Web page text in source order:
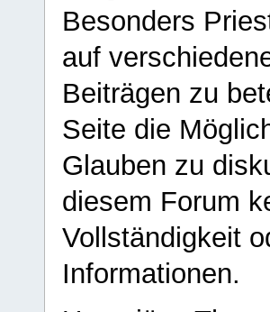
Besonders
auf
Beiträgen zu
Seite die
Glauben zu
diesem Forum
Vollständigkeit
Informationen.